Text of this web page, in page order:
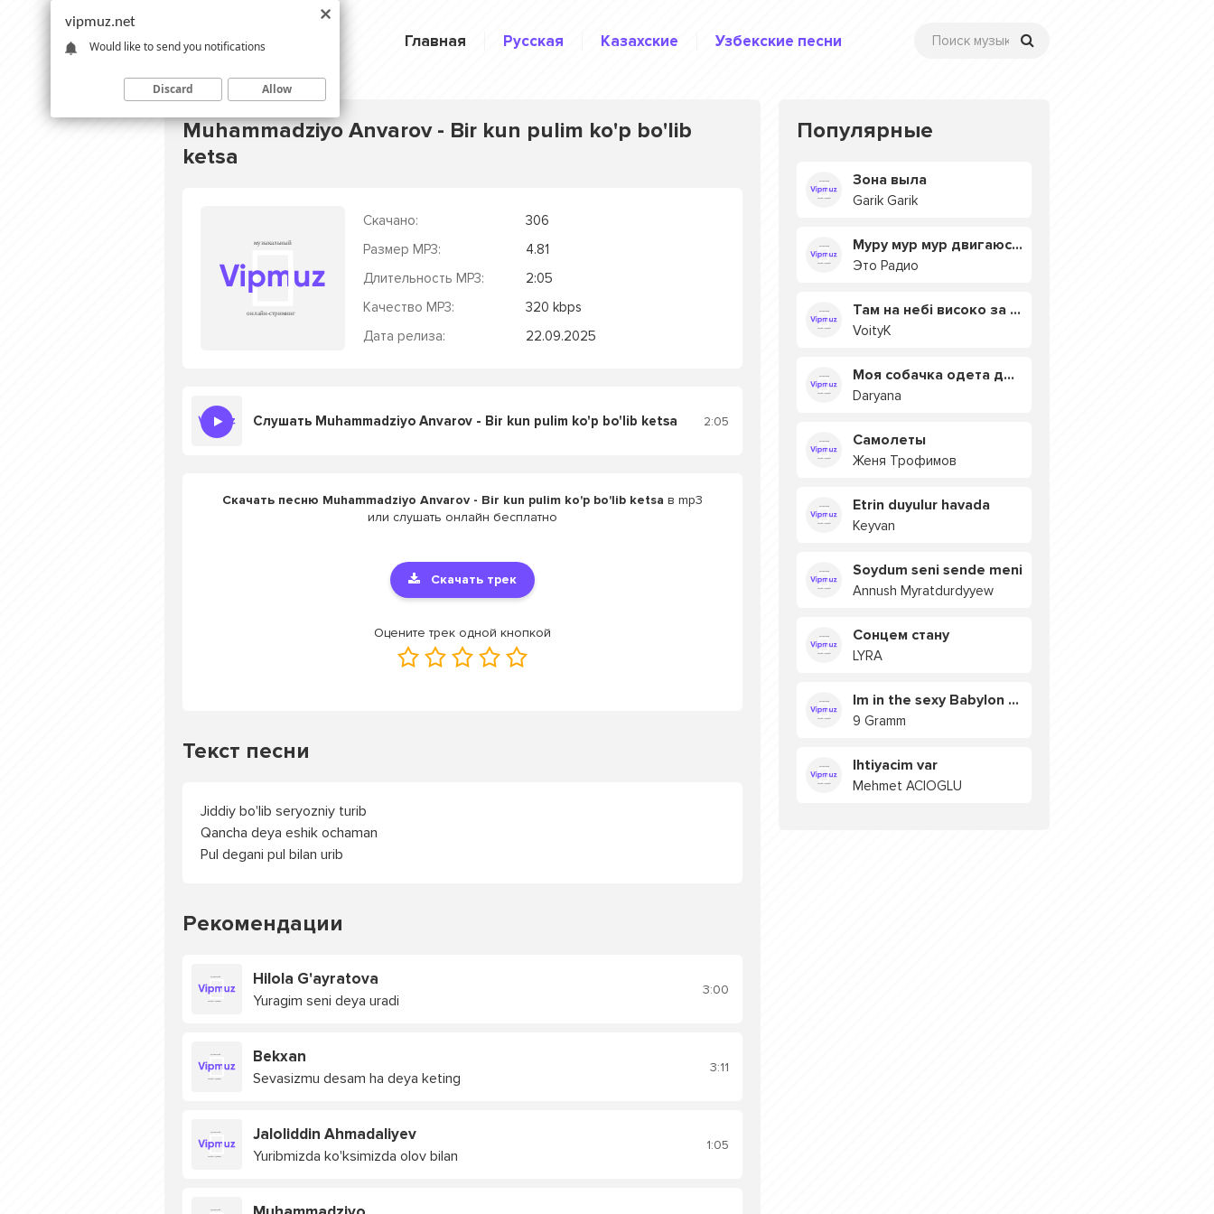
Главная Русская Казахские Узбекские песни
Muhammadziyo Anvarov - Bir kun pulim ko'p bo'lib
ketsa
Скачано:
306
Размер MP3:
4.81
Длительность MP3:
2:05
Качество MP3:
320 kbps
Дата релиза:
22.09.2025
Слушать Muhammadziyo Anvarov - Bir kun pulim ko'p bo'lib ketsa 2:05
Скачать песню Muhammadziyo Anvarov - Bir kun pulim ko'p bo'lib ketsa в mp3
или слушать онлайн бесплатно
Скачать трек
Оцените трек одной кнопкой
Текст песни
Jiddiy bo'lib seryozniy turib
Qancha deya eshik ochaman
Pul degani pul bilan urib
Рекомендации
Hilola G'ayratova
Yuragim seni deya uradi
3:00
Bekxan
Sevasizmu desam ha deya keting
3:11
Jaloliddin Ahmadaliyev
Yuribmizda ko'ksimizda olov bilan
1:05
Популярные
Зона выла
Garik Garik
Муру мур мур двигаюсь на мурмулях
Это Радио
Там на небі високо за хмарами
VoityK
Моя собачка одета дороже тебя
Daryana
Самолеты
Женя Трофимов
Etrin duyulur havada
Keyvan
Soydum seni sende meni
Annush Myratdurdyyew
Сонцем стану
LYRA
Im in the sexy Babylon БУЯ
9 Gramm
Ihtiyacim var
Mehmet ACIOGLU
vipmuz.net
Would like to send you notifications
Discard Allow